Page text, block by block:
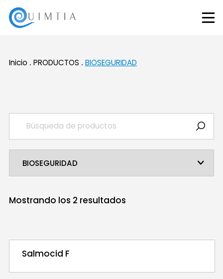
Inicio PRODUCTOS BIOSEGURIDAD
Mostrando los 2 resultados
Salmocid F